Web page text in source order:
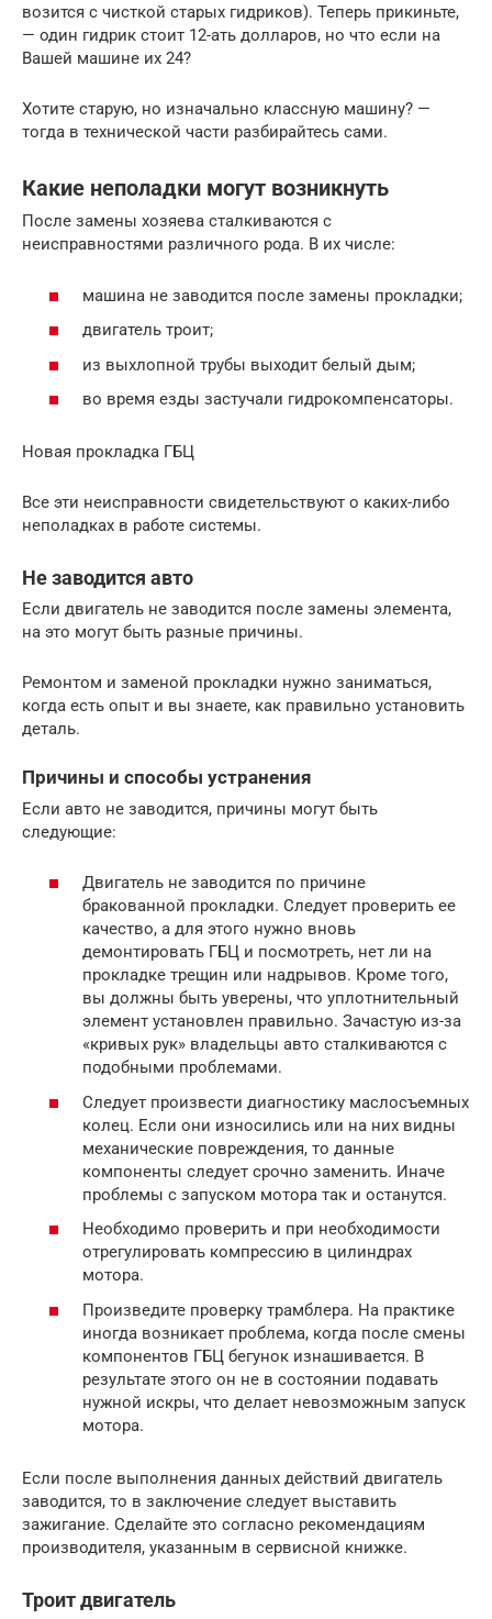
возится с чисткой старых гидриков). Теперь прикиньте,
— один гидрик стоит 12-ать долларов, но что если на
Вашей машине их 24?
Хотите старую, но изначально классную машину? —
тогда в технической части разбирайтесь сами.
Какие неполадки могут возникнуть
После замены хозяева сталкиваются с
неисправностями различного рода. В их числе:
машина не заводится после замены прокладки;
двигатель троит;
из выхлопной трубы выходит белый дым;
во время езды застучали гидрокомпенсаторы.
Новая прокладка ГБЦ
Все эти неисправности свидетельствуют о каких-либо
неполадках в работе системы.
Не заводится авто
Если двигатель не заводится после замены элемента,
на это могут быть разные причины.
Ремонтом и заменой прокладки нужно заниматься,
когда есть опыт и вы знаете, как правильно установить
деталь.
Причины и способы устранения
Если авто не заводится, причины могут быть
следующие:
Двигатель не заводится по причине
бракованной прокладки. Следует проверить ее
качество, а для этого нужно вновь
демонтировать ГБЦ и посмотреть, нет ли на
прокладке трещин или надрывов. Кроме того,
вы должны быть уверены, что уплотнительный
элемент установлен правильно. Зачастую из-за
«кривых рук» владельцы авто сталкиваются с
подобными проблемами.
Следует произвести диагностику маслосъемных
колец. Если они износились или на них видны
механические повреждения, то данные
компоненты следует срочно заменить. Иначе
проблемы с запуском мотора так и останутся.
Необходимо проверить и при необходимости
отрегулировать компрессию в цилиндрах
мотора.
Произведите проверку трамблера. На практике
иногда возникает проблема, когда после смены
компонентов ГБЦ бегунок изнашивается. В
результате этого он не в состоянии подавать
нужной искры, что делает невозможным запуск
мотора.
Если после выполнения данных действий двигатель
заводится, то в заключение следует выставить
зажигание. Сделайте это согласно рекомендациям
производителя, указанным в сервисной книжке.
Троит двигатель